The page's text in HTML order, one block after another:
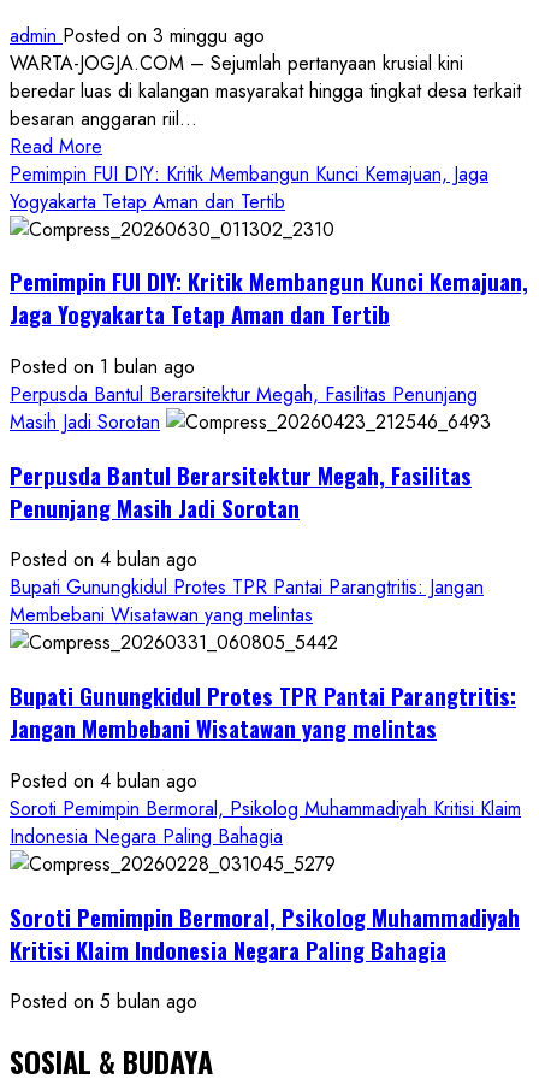
admin Posted on 3 minggu ago
WARTA-JOGJA.COM – Sejumlah pertanyaan krusial kini
beredar luas di kalangan masyarakat hingga tingkat desa terkait
besaran anggaran riil...
Read More
more
about
Anggaran
KDMP
Rp1,6
Diduga
Hanya
Separuhnya
Cair
ke
Ketum
PWRI
RI
Minta
Resmi
Pemimpin FUI DIY: Kritik Membangun Kunci Kemajuan, Jaga
Yogyakarta Tetap Aman dan Tertib
Pemimpin FUI DIY: Kritik Membangun Kunci Kemajuan,
Jaga Yogyakarta Tetap Aman dan Tertib
Posted on 1 bulan ago
Perpusda Bantul Berarsitektur Megah, Fasilitas Penunjang
Masih Jadi Sorotan
Perpusda Bantul Berarsitektur Megah, Fasilitas
Penunjang Masih Jadi Sorotan
Posted on 4 bulan ago
Bupati Gunungkidul Protes TPR Pantai Parangtritis: Jangan
Membebani Wisatawan yang melintas
Bupati Gunungkidul Protes TPR Pantai Parangtritis:
Jangan Membebani Wisatawan yang melintas
Posted on 4 bulan ago
Soroti Pemimpin Bermoral, Psikolog Muhammadiyah Kritisi Klaim
Indonesia Negara Paling Bahagia
Soroti Pemimpin Bermoral, Psikolog Muhammadiyah
Kritisi Klaim Indonesia Negara Paling Bahagia
Posted on 5 bulan ago
SOSIAL & BUDAYA